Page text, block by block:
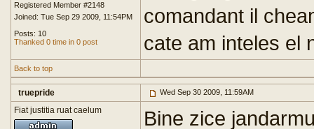
Registered Member #2148
Joined: Tue Sep 29 2009, 11:54PM
Posts: 10
Thanked 0 time in 0 post
comandant il
cate am inteles el
Back to top
truepride Wed Sep 30 2009, 11:59AM
Fiat justitia ruat caelum
Bine zice